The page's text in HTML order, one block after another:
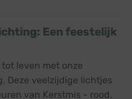
Een feestelijk
leven met onze
Deze veelzijdige lichtjes
van Kerstmis - rood,